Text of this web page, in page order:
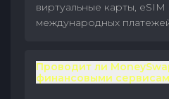
виртуальные карты, eSIM
международных
Проводит ли
финансовыми